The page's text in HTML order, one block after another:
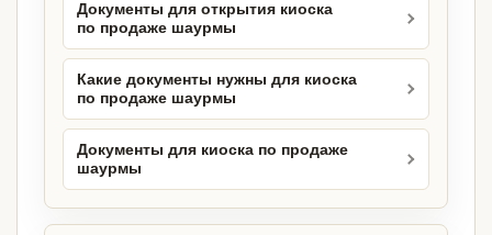
Документы для открытия киоска
по продаже шаурмы
Какие документы нужны для киоска
по продаже шаурмы
Документы для киоска по продаже
шаурмы